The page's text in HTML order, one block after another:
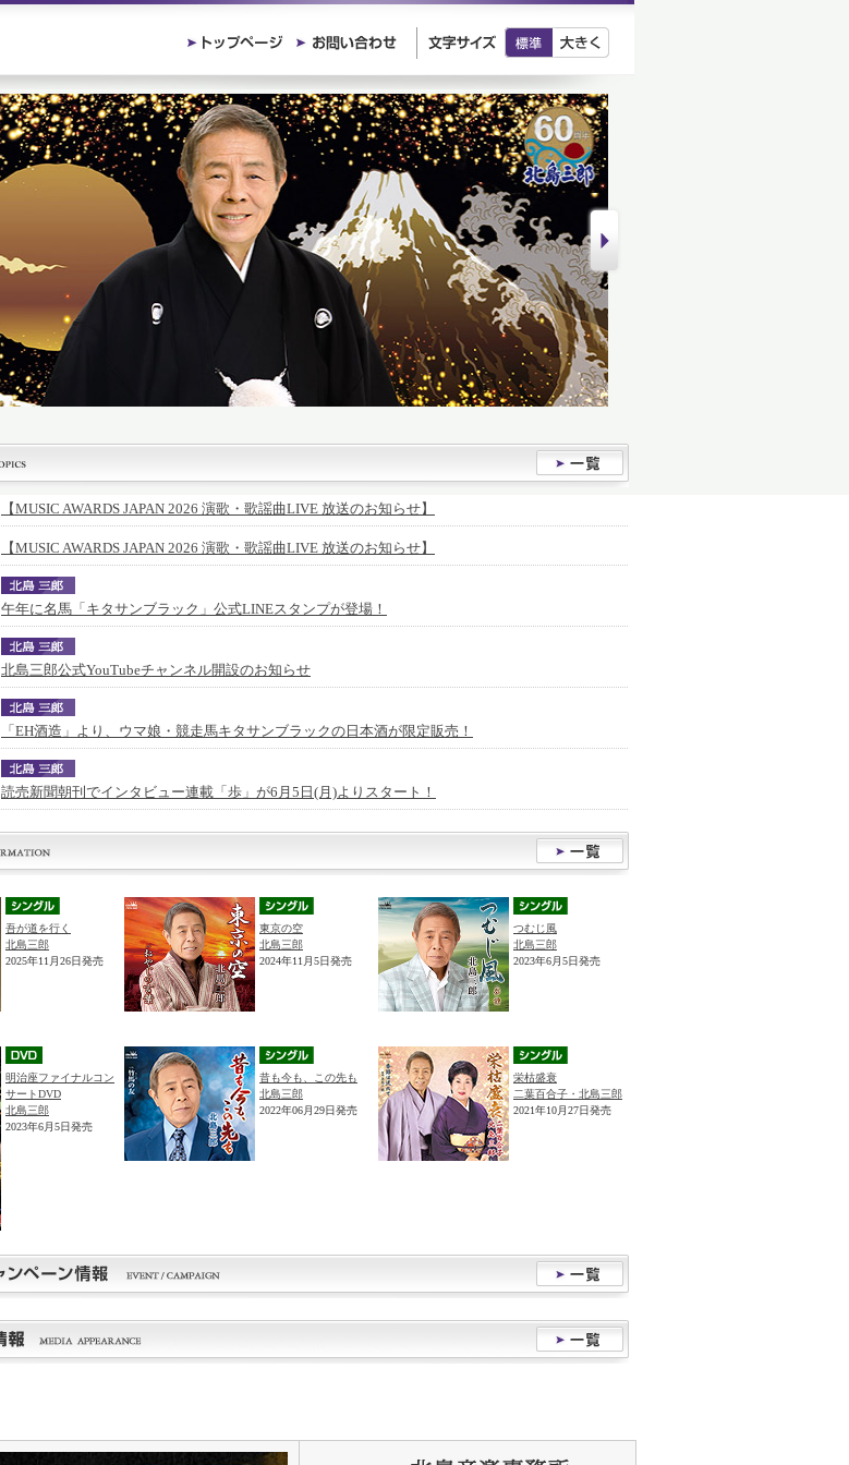
【MUSIC AWARDS JAPAN 2026 演歌・歌謡曲LIVE 放送のお知らせ】
【MUSIC AWARDS JAPAN 2026 演歌・歌謡曲LIVE 放送のお知らせ】
午年に名馬「キタサンブラック」公式LINEスタンプが登場！
北島三郎公式YouTubeチャンネル開設のお知らせ
「EH酒造」より、ウマ娘・競走馬キタサンブラックの日本酒が限定販売！
読売新聞朝刊でインタビュー連載「歩」が6月5日(月)よりスタート！
吾が道を行く
北島三郎
2025年11月26日発売
東京の空
北島三郎
2024年11月5日発売
つむじ風
北島三郎
2023年6月5日発売
明治座ファイナルコン
サートDVD
北島三郎
2023年6月5日発売
昔も今も、この先も
北島三郎
2022年06月29日発売
栄枯盛衰
二葉百合子・北島三郎
2021年10月27日発売